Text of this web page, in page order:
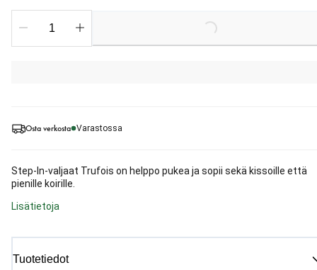
Osta verkosta Varastossa
Step-In-valjaat Trufois on helppo pukea ja sopii sekä kissoille että
pienille koirille.
Lisätietoja
Tuotetiedot